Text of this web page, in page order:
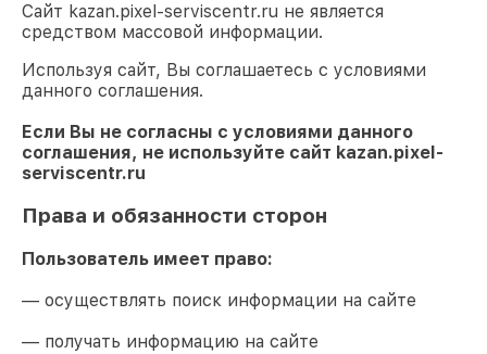
Сайт kazan.pixel-serviscentr.ru не является
средством массовой информации.
Используя сайт, Вы соглашаетесь с условиями
данного соглашения.
Если Вы не согласны с условиями данного
соглашения, не используйте сайт kazan.pixel-
serviscentr.ru
Права и обязанности сторон
Пользователь имеет право:
— осуществлять поиск информации на сайте
— получать информацию на сайте